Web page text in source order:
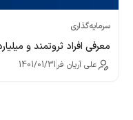
سرمایه‌گذاری
معرفی افراد ثروتمند و
علی آریان فر 1401/01/31